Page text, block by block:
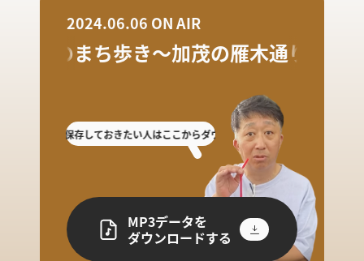
した人や保存しておきたい人はここからダウンロード! 放送を聴き逃した人や保
2024.06.06 ON AIR
初夏のまち歩き〜加茂の雁木通り
MP3データを
ダウンロードする